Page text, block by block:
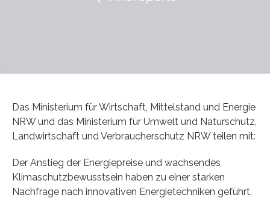
Das Ministerium für Wirtschaft, Mittelstand und Energie
NRW und das Ministerium für Umwelt und Naturschutz,
Landwirtschaft und Verbraucherschutz NRW teilen mit:
Der Anstieg der Energiepreise und wachsendes
Klimaschutzbewusstsein haben zu einer starken
Nachfrage nach innovativen Energietechniken geführt.